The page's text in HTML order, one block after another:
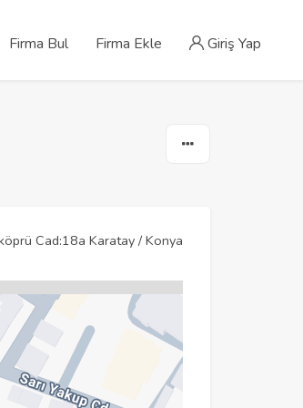
Firma Bul Firma Ekle Giriş Yap
Cad:18a Karatay / Konya